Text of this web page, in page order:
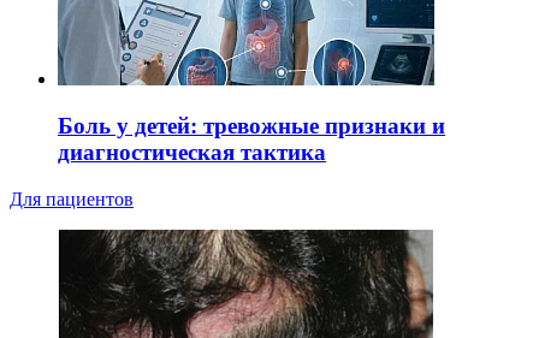
Боль у детей: тревожные признаки и
диагностическая тактика
Для пациентов